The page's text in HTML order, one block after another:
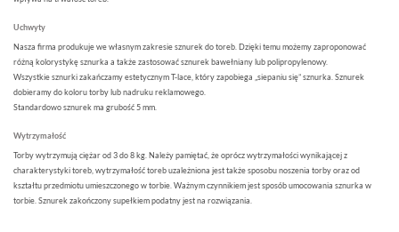
Uchwyty
Nasza firma produkuje we własnym zakresie sznurek do toreb. Dzięki temu możemy zaproponować
różną kolorystykę sznurka a także zastosować sznurek bawełniany lub polipropylenowy.
Wszystkie sznurki zakańczamy estetycznym T-lace, który zapobiega „siepaniu się” sznurka. Sznurek
dobieramy do koloru torby lub nadruku reklamowego.
Standardowo sznurek ma grubość 5 mm.
Wytrzymałość
Torby wytrzymują ciężar od 3 do 8 kg. Należy pamiętać, że oprócz wytrzymałości wynikającej z
charakterystyki toreb, wytrzymałość toreb uzależniona jest także sposobu noszenia torby oraz od
kształtu przedmiotu umieszczonego w torbie. Ważnym czynnikiem jest sposób umocowania sznurka w
torbie. Sznurek zakończony supełkiem podatny jest na rozwiązania.